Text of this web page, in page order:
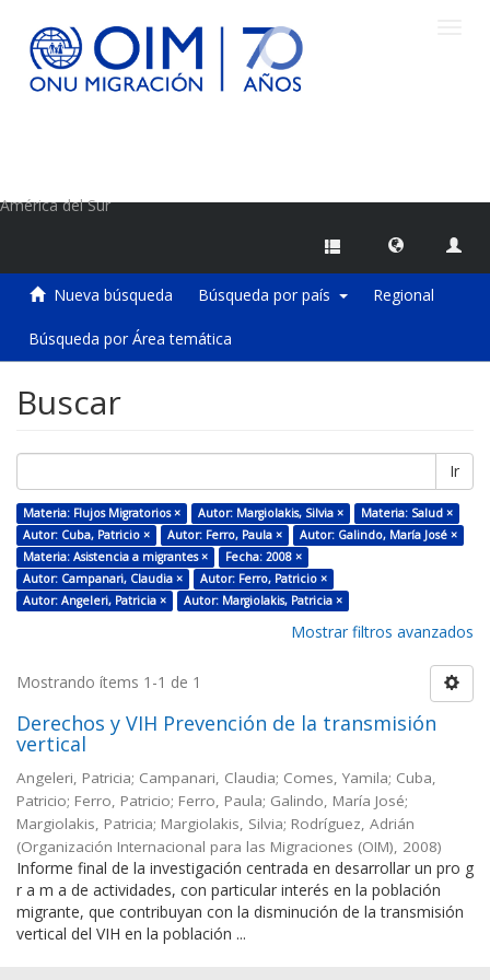
América del Sur
Nueva búsqueda Búsqueda por país Regional
Búsqueda por Área temática
Buscar
Ir
Materia: Flujos Migratorios × Autor: Margiolakis, Silvia ×
Materia: Salud ×
Autor: Cuba, Patricio ×
Autor: Ferro, Paula ×
Autor: Galindo, María José ×
Materia: Asistencia a migrantes ×
Fecha: 2008 ×
Autor: Campanari, Claudia ×
Autor: Ferro, Patricio ×
Autor: Angeleri, Patricia ×
Autor: Margiolakis, Patricia ×
Mostrar filtros avanzados
Mostrando ítems 1-1 de 1
Derechos y VIH Prevención de la transmisión
vertical
Angeleri, Patricia; Campanari, Claudia; Comes, Yamila; Cuba,
Patricio; Ferro, Patricio; Ferro, Paula; Galindo, María José;
Margiolakis, Patricia; Margiolakis, Silvia; Rodríguez, Adrián
(Organización Internacional para las Migraciones (OIM), 2008)
Informe final de la investigación centrada en desarrollar un pro g
r a m a de actividades, con particular interés en la población
migrante, que contribuyan con la disminución de la transmisión
vertical del VIH en la población ...